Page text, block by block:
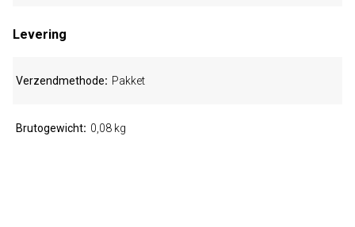
Levering
Verzendmethode Pakket
Brutogewicht 0,08 kg